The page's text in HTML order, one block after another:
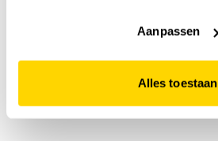
website niet optimaal functioneert.
Aanpassen
Alles toestaan